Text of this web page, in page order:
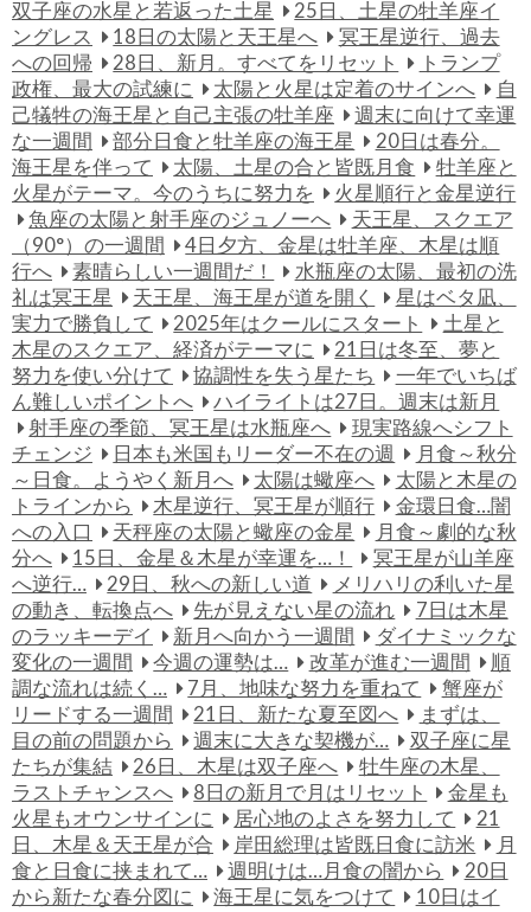
双子座の水星と若返った土星
25日、土星の牡羊座イ
ングレス
18日の太陽と天王星へ
冥王星逆行、過去
への回帰
28日、新月。すべてをリセット
トランプ
政権、最大の試練に
太陽と火星は定着のサインへ
自
己犠牲の海王星と自己主張の牡羊座
週末に向けて幸運
な一週間
部分日食と牡羊座の海王星
20日は春分。
海王星を伴って
太陽、土星の合と皆既月食
牡羊座と
火星がテーマ。今のうちに努力を
火星順行と金星逆行
魚座の太陽と射手座のジュノーへ
天王星、スクエア
（90°）の一週間
4日夕方、金星は牡羊座、木星は順
行へ
素晴らしい一週間だ！
水瓶座の太陽、最初の洗
礼は冥王星
天王星、海王星が道を開く
星はベタ凪、
実力で勝負して
2025年はクールにスタート
土星と
木星のスクエア、経済がテーマに
21日は冬至、夢と
努力を使い分けて
協調性を失う星たち
一年でいちば
ん難しいポイントへ
ハイライトは27日。週末は新月
射手座の季節、冥王星は水瓶座へ
現実路線へシフト
チェンジ
日本も米国もリーダー不在の週
月食～秋分
～日食。ようやく新月へ
太陽は蠍座へ
太陽と木星の
トラインから
木星逆行、冥王星が順行
金環日食…闇
への入口
天秤座の太陽と蠍座の金星
月食～劇的な秋
分へ
15日、金星＆木星が幸運を…！
冥王星が山羊座
へ逆行…
29日、秋への新しい道
メリハリの利いた星
の動き、転換点へ
先が見えない星の流れ
7日は木星
のラッキーデイ
新月へ向かう一週間
ダイナミックな
変化の一週間
今週の運勢は… 改革が進む一週間
順
調な流れは続く…
7月、地味な努力を重ねて
蟹座が
リードする一週間
21日、新たな夏至図へ
まずは、
目の前の問題から
週末に大きな契機が…
双子座に星
たちが集結
26日、木星は双子座へ
牡牛座の木星、
ラストチャンスへ
8日の新月で月はリセット
金星も
火星もオウンサインに
居心地のよさを努力して
21
日、木星＆天王星が合
岸田総理は皆既日食に訪米
月
食と日食に挟まれて…
週明けは…月食の闇から
20日
から新たな春分図に
海王星に気をつけて
10日はイ